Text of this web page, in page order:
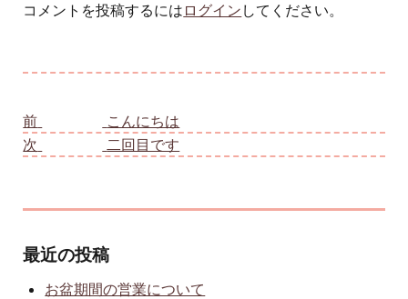
コメントを投稿するには ログイン してください。
前
こんにちは
次
二回目です
最近の投稿
お盆期間の営業について